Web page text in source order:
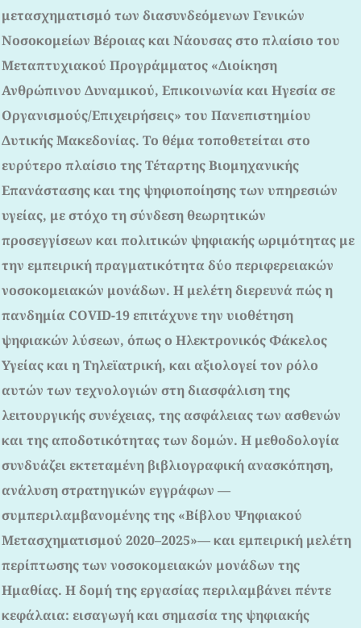
μετασχηματισμό των διασυνδεόμενων Γενικών
Νοσοκομείων Βέροιας και Νάουσας στο πλαίσιο του
Μεταπτυχιακού Προγράμματος «Διοίκηση
Ανθρώπινου Δυναμικού, Επικοινωνία και Ηγεσία σε
Οργανισμούς/Επιχειρήσεις» του Πανεπιστημίου
Δυτικής Μακεδονίας. Το θέμα τοποθετείται στο
ευρύτερο πλαίσιο της Τέταρτης Βιομηχανικής
Επανάστασης και της ψηφιοποίησης των υπηρεσιών
υγείας, με στόχο τη σύνδεση θεωρητικών
προσεγγίσεων και πολιτικών ψηφιακής ωριμότητας με
την εμπειρική πραγματικότητα δύο περιφερειακών
νοσοκομειακών μονάδων. Η μελέτη διερευνά πώς η
πανδημία COVID-19 επιτάχυνε την υιοθέτηση
ψηφιακών λύσεων, όπως ο Ηλεκτρονικός Φάκελος
Υγείας και η Τηλεϊατρική, και αξιολογεί τον ρόλο
αυτών των τεχνολογιών στη διασφάλιση της
λειτουργικής συνέχειας, της ασφάλειας των ασθενών
και της αποδοτικότητας των δομών. Η μεθοδολογία
συνδυάζει εκτεταμένη βιβλιογραφική ανασκόπηση,
ανάλυση στρατηγικών εγγράφων —
συμπεριλαμβανομένης της «Βίβλου Ψηφιακού
Μετασχηματισμού 2020–2025»— και εμπειρική μελέτη
περίπτωσης των νοσοκομειακών μονάδων της
Ημαθίας. Η δομή της εργασίας περιλαμβάνει πέντε
κεφάλαια: εισαγωγή και σημασία της ψηφιακής